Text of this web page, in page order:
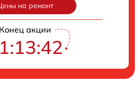
на ремонт
Конец акции